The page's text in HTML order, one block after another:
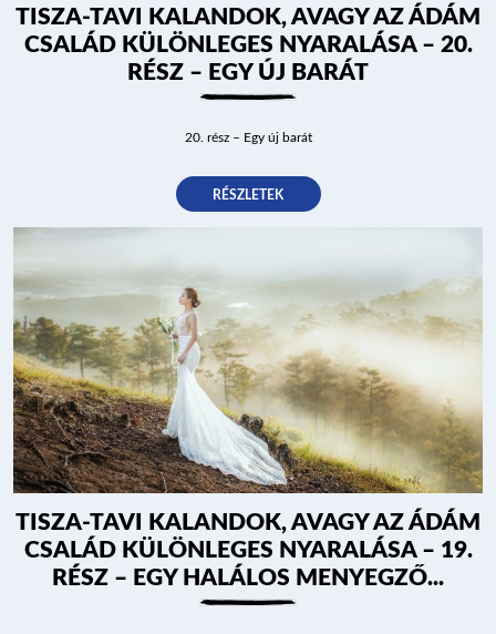
TISZA-TAVI KALANDOK, AVAGY AZ ÁDÁM
CSALÁD KÜLÖNLEGES NYARALÁSA – 20.
RÉSZ – EGY ÚJ BARÁT
20. rész – Egy új barát
RÉSZLETEK
TISZA-TAVI KALANDOK, AVAGY AZ ÁDÁM
CSALÁD KÜLÖNLEGES NYARALÁSA – 19.
RÉSZ – EGY HALÁLOS MENYEGZŐ...